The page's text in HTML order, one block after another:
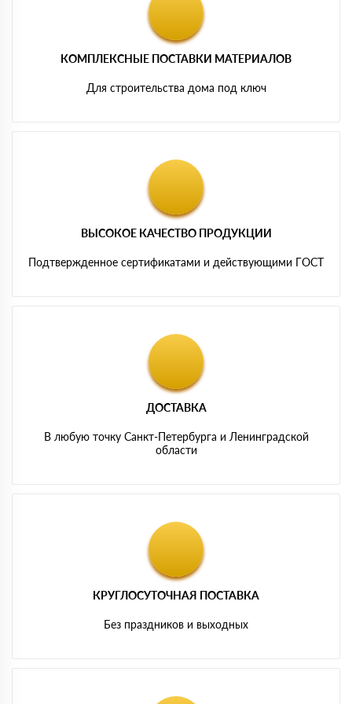
КОМПЛЕКСНЫЕ ПОСТАВКИ МАТЕРИАЛОВ
Для строительства дома под ключ
ВЫСОКОЕ КАЧЕСТВО ПРОДУКЦИИ
Подтвержденное сертификатами и действующими ГОСТ
ДОСТАВКА
В любую точку Санкт-Петербурга и Ленинградской
области
КРУГЛОСУТОЧНАЯ ПОСТАВКА
Без праздников и выходных